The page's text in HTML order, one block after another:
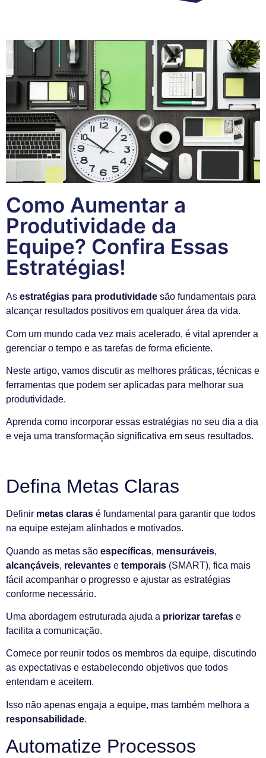
Como Aumentar a
Produtividade da
Equipe? Confira Essas
Estratégias!
As estratégias para produtividade são fundamentais para
alcançar resultados positivos em qualquer área da vida.
Com um mundo cada vez mais acelerado, é vital aprender a
gerenciar o tempo e as tarefas de forma eficiente.
Neste artigo, vamos discutir as melhores práticas, técnicas e
ferramentas que podem ser aplicadas para melhorar sua
produtividade.
Aprenda como incorporar essas estratégias no seu dia a dia
e veja uma transformação significativa em seus resultados.
Defina Metas Claras
Definir metas claras é fundamental para garantir que todos
na equipe estejam alinhados e motivados.
Quando as metas são específicas, mensuráveis,
alcançáveis, relevantes e temporais (SMART), fica mais
fácil acompanhar o progresso e ajustar as estratégias
conforme necessário.
Uma abordagem estruturada ajuda a priorizar tarefas e
facilita a comunicação.
Comece por reunir todos os membros da equipe, discutindo
as expectativas e estabelecendo objetivos que todos
entendam e aceitem.
Isso não apenas engaja a equipe, mas também melhora a
responsabilidade.
Automatize Processos